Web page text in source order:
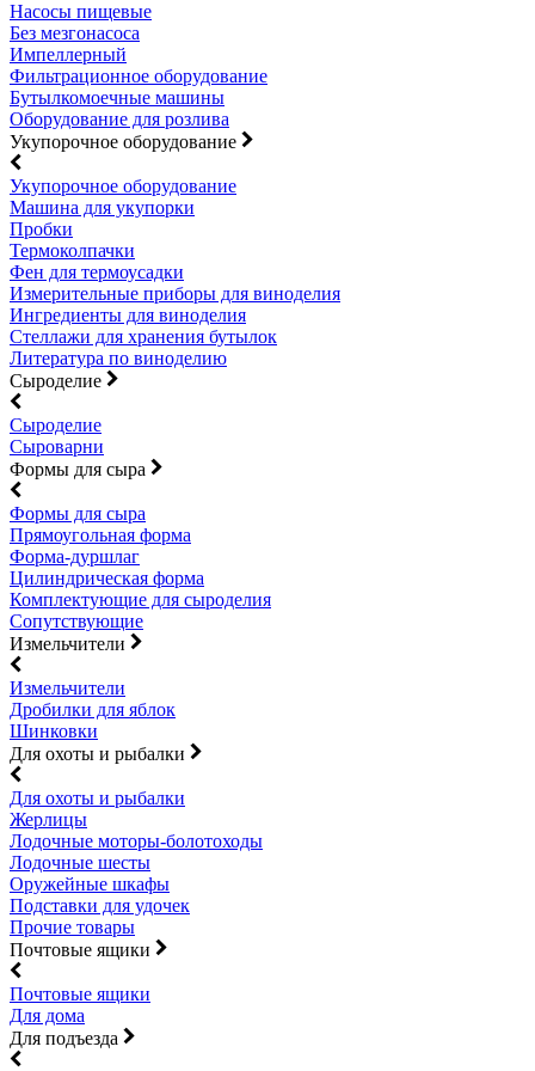
Насосы пищевые
Без мезгонасоса
Импеллерный
Фильтрационное оборудование
Бутылкомоечные машины
Оборудование для розлива
Укупорочное оборудование
Укупорочное оборудование
Машина для укупорки
Пробки
Термоколпачки
Фен для термоусадки
Измерительные приборы для виноделия
Ингредиенты для виноделия
Стеллажи для хранения бутылок
Литература по виноделию
Сыроделие
Сыроделие
Сыроварни
Формы для сыра
Формы для сыра
Прямоугольная форма
Форма-дуршлаг
Цилиндрическая форма
Комплектующие для сыроделия
Сопутствующие
Измельчители
Измельчители
Дробилки для яблок
Шинковки
Для охоты и рыбалки
Для охоты и рыбалки
Жерлицы
Лодочные моторы-болотоходы
Лодочные шесты
Оружейные шкафы
Подставки для удочек
Прочие товары
Почтовые ящики
Почтовые ящики
Для дома
Для подъезда